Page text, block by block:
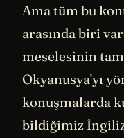
Ama tüm bu
arasında biri
meselesinin
Okyanusya'yı
konuşmalarda
bildiğimiz